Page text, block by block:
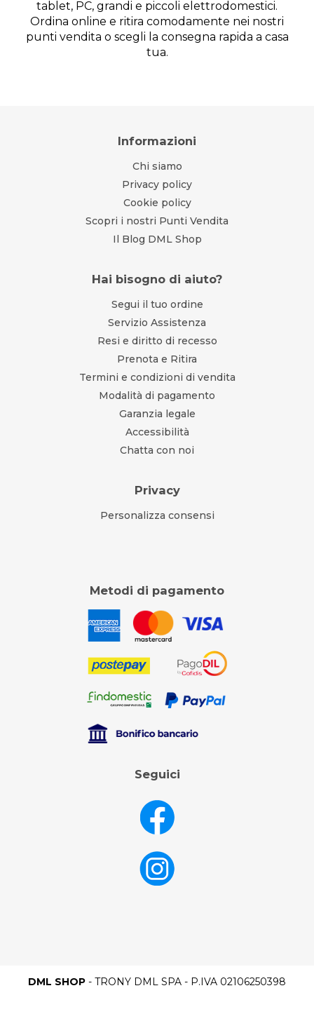
tablet, PC, grandi e piccoli elettrodomestici.
Ordina online e ritira comodamente nei nostri
punti vendita o scegli la consegna rapida a casa
tua.
Informazioni
Chi siamo
Privacy policy
Cookie policy
Scopri i nostri Punti Vendita
Il Blog DML Shop
Hai bisogno di aiuto?
Segui il tuo ordine
Servizio Assistenza
Resi e diritto di recesso
Prenota e Ritira
Termini e condizioni di vendita
Modalità di pagamento
Garanzia legale
Accessibilità
Chatta con noi
Privacy
Personalizza consensi
Metodi di pagamento
Seguici
DML SHOP - TRONY DML SPA - P.IVA 02106250398